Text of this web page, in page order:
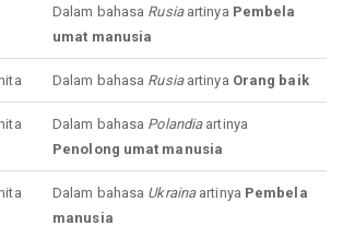
Dalam bahasa Rusiaartinya Pembela
umat manusia
Dalam bahasa Rusiaartinya Orang baik
Dalam bahasa Polandiaartinya
Penolong umat manusia
Dalam bahasa Ukrainaartinya Pembela
manusia